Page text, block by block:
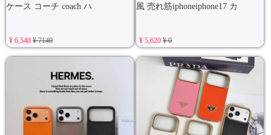
ケース コーチ coach ハ
¥ 6,540¥ 7140
風 売れ筋iphoneiphone17 カ
¥ 5,620¥ 0